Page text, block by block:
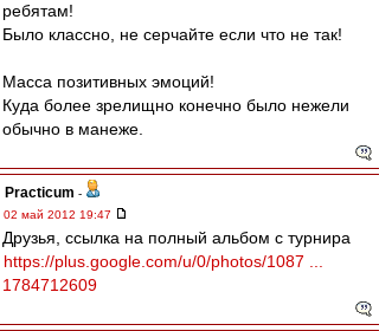
ребятам!
Было классно, не серчайте если что не так!
Масса позитивных эмоций!
Куда более зрелищно конечно было нежели
обычно в манеже.
Practicum -
02 май 2012 19:47
Друзья, ссылка на полный альбом с турнира
https://plus.google.com/u/0/photos/1087 ...
1784712609